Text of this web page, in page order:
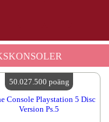
50.027.500 poäng